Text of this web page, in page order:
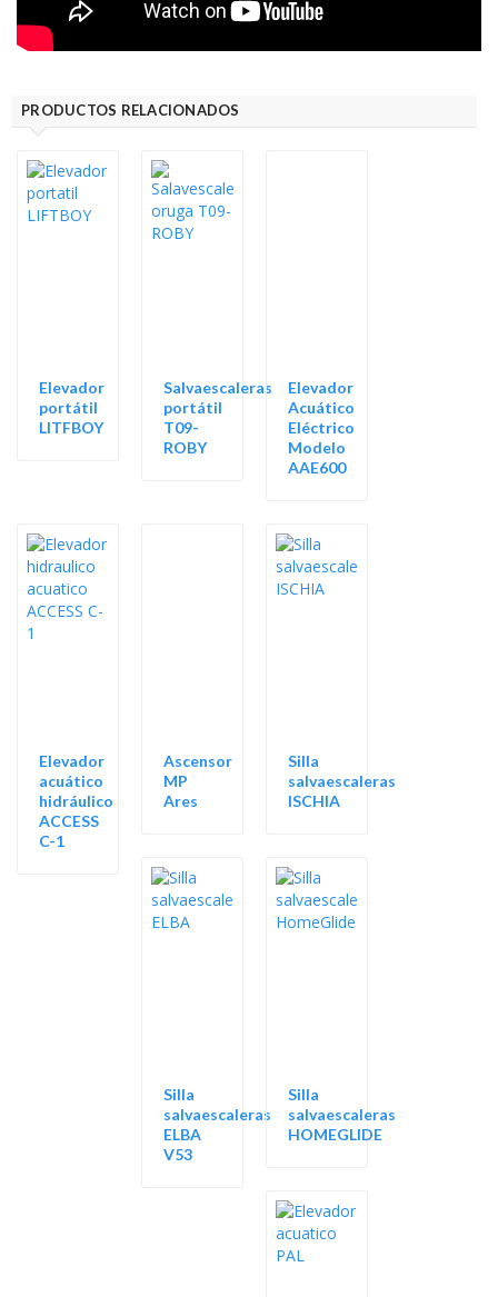
PRODUCTOS RELACIONADOS
Elevador
portátil
LITFBOY
Salvaescaleras
portátil
T09-
ROBY
Elevador
Acuático
Eléctrico
Modelo
AAE600
Elevador
acuático
hidráulico
ACCESS
C-1
Ascensor
MP
Ares
Silla
salvaescaleras
ISCHIA
Silla
salvaescaleras
ELBA
V53
Silla
salvaescaleras
HOMEGLIDE